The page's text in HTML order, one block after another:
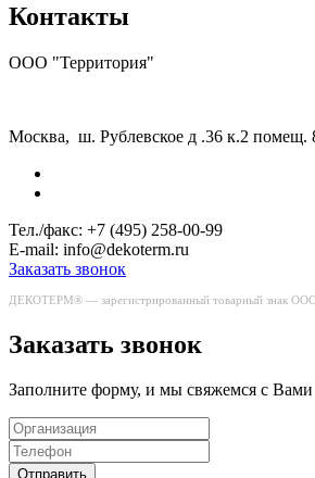
Контакты
ООО "Территория"
Москва, ш. Рублевское д .36 к.2 помещ.
Тел./факс: +7 (495) 258-00-99
E-mail: info@dekoterm.ru
Заказать звонок
ДЕКОТЕРМ® — зарегистрированный товарный знак
Заказать звонок
Заполните форму, и мы свяжемся с Вами
Отправить